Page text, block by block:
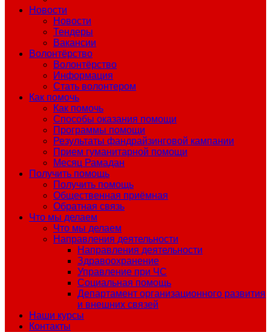
Новости
Новости
Тендеры
Вакансии
Волонтёрство
Волонтёрство
Информация
Стать волонтером
Как помочь
Как помочь
Способы оказания помощи
Программы помощи
Результаты фандрайзинговой кампании
Прием гуманитарной помощи
Месяц Рамадан
Получить помощь
Получить помощь
Общественная приёмная
Обратная связь
Что мы делаем
Что мы делаем
Направления деятельности
Направления деятельности
Здравоохранение
Управление при ЧС
Социальная помощь
Департамент организационного развития
и внешних связей
Наши курсы
Контакты